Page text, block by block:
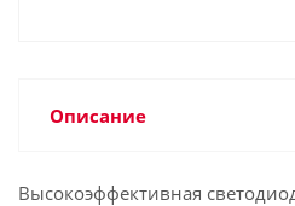
Описание
Высокоэффективная